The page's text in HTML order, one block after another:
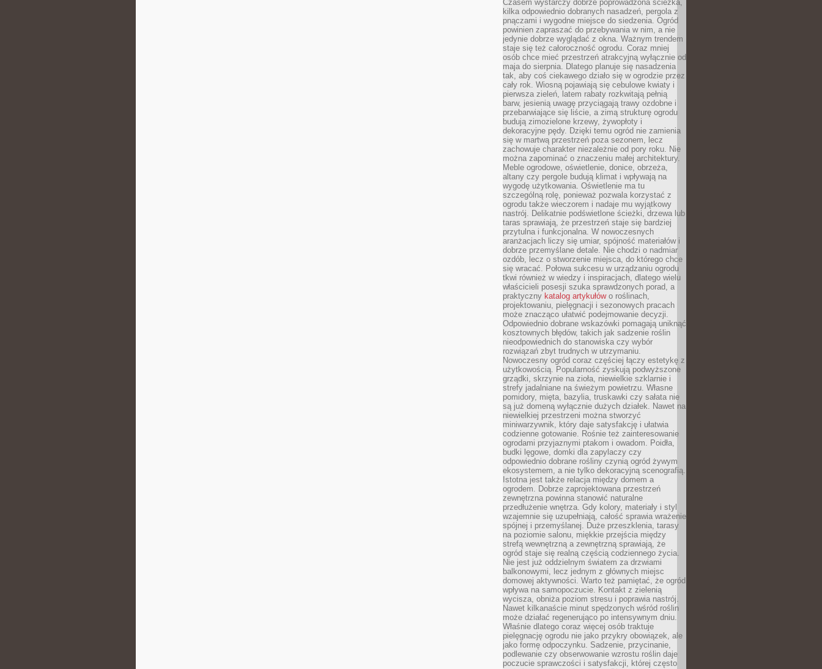
Czasem wystarczy dobrze poprowadzona ścieżka,
kilka odpowiednio dobranych nasadzeń, pergola z
pnączami i wygodne miejsce do siedzenia. Ogród
powinien zapraszać do przebywania w nim, a nie
jedynie dobrze wyglądać z okna. Ważnym trendem
staje się też całoroczność ogrodu. Coraz mniej
osób chce mieć przestrzeń atrakcyjną wyłącznie od
maja do sierpnia. Dlatego planuje się nasadzenia
tak, aby coś ciekawego działo się w ogrodzie przez
cały rok. Wiosną pojawiają się cebulowe kwiaty i
pierwsza zieleń, latem rabaty rozkwitają pełnią
barw, jesienią uwagę przyciągają trawy ozdobne i
przebarwiające się liście, a zimą strukturę ogrodu
budują zimozielone krzewy, żywopłoty i
dekoracyjne pędy. Dzięki temu ogród nie zamienia
się w martwą przestrzeń poza sezonem, lecz
zachowuje charakter niezależnie od pory roku. Nie
można zapominać o znaczeniu małej architektury.
Meble ogrodowe, oświetlenie, donice, obrzeża,
altany czy pergole budują klimat i wpływają na
wygodę użytkowania. Oświetlenie ma tu
szczególną rolę, ponieważ pozwala korzystać z
ogrodu także wieczorem i nadaje mu wyjątkowy
nastrój. Delikatnie podświetlone ścieżki, drzewa lub
taras sprawiają, że przestrzeń staje się bardziej
przytulna i funkcjonalna. W nowoczesnych
aranżacjach liczy się umiar, spójność materiałów i
dobrze przemyślane detale. Nie chodzi o nadmiar
ozdób, lecz o stworzenie miejsca, do którego chce
się wracać. Połowa sukcesu w urządzaniu ogrodu
tkwi również w wiedzy i inspiracjach, dlatego wielu
właścicieli posesji szuka sprawdzonych porad, a
praktyczny katalog artykułówo roślinach,
projektowaniu, pielęgnacji i sezonowych pracach
może znacząco ułatwić podejmowanie decyzji.
Odpowiednio dobrane wskazówki pomagają uniknąć
kosztownych błędów, takich jak sadzenie roślin
nieodpowiednich do stanowiska czy wybór
rozwiązań zbyt trudnych w utrzymaniu.
Nowoczesny ogród coraz częściej łączy estetykę z
użytkowością. Popularność zyskują podwyższone
grządki, skrzynie na zioła, niewielkie szklarnie i
strefy jadalniane na świeżym powietrzu. Własne
pomidory, mięta, bazylia, truskawki czy sałata nie
są już domeną wyłącznie dużych działek. Nawet na
niewielkiej przestrzeni można stworzyć
miniwarzywnik, który daje satysfakcję i ułatwia
codzienne gotowanie. Rośnie też zainteresowanie
ogrodami przyjaznymi ptakom i owadom. Poidła,
budki lęgowe, domki dla zapylaczy czy
odpowiednio dobrane rośliny czynią ogród żywym
ekosystemem, a nie tylko dekoracyjną scenografią.
Istotna jest także relacja między domem a
ogrodem. Dobrze zaprojektowana przestrzeń
zewnętrzna powinna stanowić naturalne
przedłużenie wnętrza. Gdy kolory, materiały i styl
wzajemnie się uzupełniają, całość sprawia wrażenie
spójnej i przemyślanej. Duże przeszklenia, tarasy
na poziomie salonu, miękkie przejścia między
strefą wewnętrzną a zewnętrzną sprawiają, że
ogród staje się realną częścią codziennego życia.
Nie jest już oddzielnym światem za drzwiami
balkonowymi, lecz jednym z głównych miejsc
domowej aktywności. Warto też pamiętać, że ogród
wpływa na samopoczucie. Kontakt z zielenią
wycisza, obniża poziom stresu i poprawia nastrój.
Nawet kilkanaście minut spędzonych wśród roślin
może działać regenerująco po intensywnym dniu.
Właśnie dlatego coraz więcej osób traktuje
pielęgnację ogrodu nie jako przykry obowiązek, ale
jako formę odpoczynku. Sadzenie, przycinanie,
podlewanie czy obserwowanie wzrostu roślin daje
poczucie sprawczości i satysfakcji, której często